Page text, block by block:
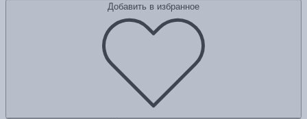
Добавить в избранное